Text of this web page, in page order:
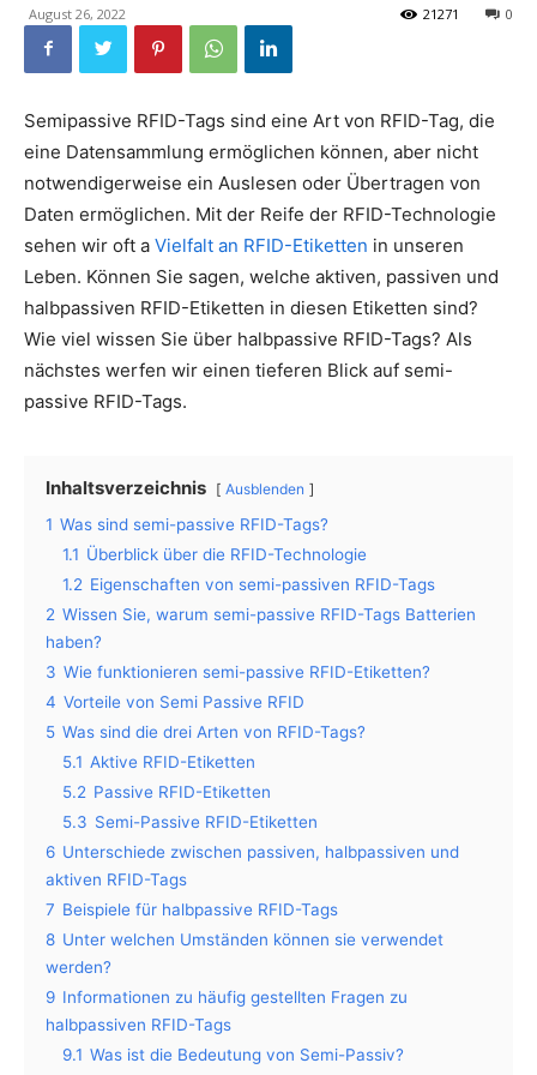
August 26, 2022 0
21271
Semipassive RFID-Tags sind eine Art von RFID-Tag, die
eine Datensammlung ermöglichen können, aber nicht
notwendigerweise ein Auslesen oder Übertragen von
Daten ermöglichen. Mit der Reife der RFID-Technologie
sehen wir oft a Vielfalt an RFID-Etiketten in unseren
Leben. Können Sie sagen, welche aktiven, passiven und
halbpassiven RFID-Etiketten in diesen Etiketten sind?
Wie viel wissen Sie über halbpassive RFID-Tags? Als
nächstes werfen wir einen tieferen Blick auf semi-
passive RFID-Tags.
Inhaltsverzeichnis Ausblenden
1 Was sind semi-passive RFID-Tags?
1.1 Überblick über die RFID-Technologie
1.2 Eigenschaften von semi-passiven RFID-Tags
2 Wissen Sie, warum semi-passive RFID-Tags Batterien
haben?
3 Wie funktionieren semi-passive RFID-Etiketten?
4 Vorteile von Semi Passive RFID
5 Was sind die drei Arten von RFID-Tags?
5.1 Aktive RFID-Etiketten
5.2 Passive RFID-Etiketten
5.3 Semi-Passive RFID-Etiketten
6 Unterschiede zwischen passiven, halbpassiven und
aktiven RFID-Tags
7 Beispiele für halbpassive RFID-Tags
8 Unter welchen Umständen können sie verwendet
werden?
9 Informationen zu häufig gestellten Fragen zu
halbpassiven RFID-Tags
9.1 Was ist die Bedeutung von Semi-Passiv?